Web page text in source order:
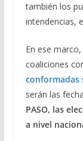
también los
intendencias,
En ese
coaliciones
conformadas
serán las
PASO, las
a nivel